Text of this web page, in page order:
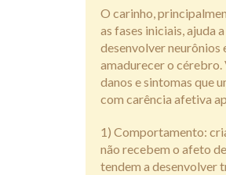
O carinho,
as fases iniciais, ajuda a
desenvolver neurônios
amadurecer o cérebro.
danos e sintomas que
com carência afetiva
1) Comportamento:
não recebem o afeto
tendem a desenvolver